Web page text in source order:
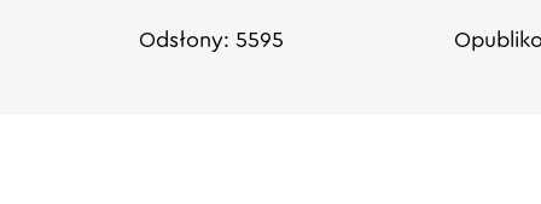
Odsłony: 5595